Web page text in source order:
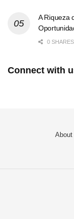
A Riqueza
0 SHARES
Connect with
About